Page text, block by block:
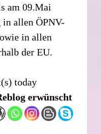
am 09.Mai
in allen ÖPNV-
in allen
der EU.
today
erwünscht